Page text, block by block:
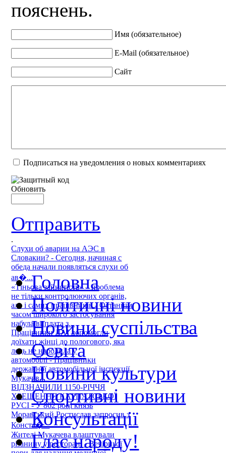
пояснень.
Имя (обязательное)
E-Mail (обязательное)
Сайт
Подписаться на уведомления о новых комментариях
Обновить
Отправить
.
Слухи об аварии на АЭС в
Словакии? - Сегодня, начиная с
обеда начали появляться слухи об
ав�...
«Тіньова зайнятість» – проблема
не тільки контролюючих органів,
але і самих працівників - Останнім
часом широкого застосування
набула виплата з...
Працівники ДАІ допомогли
доїхати жінці до пологового, яка
ледь не народила у
автомобілі - Працівники
державної автомобільної інспекції
Мукачів...
ВІДЗНАЧИЛИ 1150-РІЧЧЯ
ХРЕЩЕННЯ КАРПАТСЬКОЇ
РУСІ - У 862 році князь
Моравський Ростислав запросив з
Конста�...
Жителі Мукачева влаштували
різанину у ресторані - Вечірньої
Головна
Політичні новини
Новини суспільства
Освіта
Новини культури
Спортивні новини
Консультації
Глас народу!